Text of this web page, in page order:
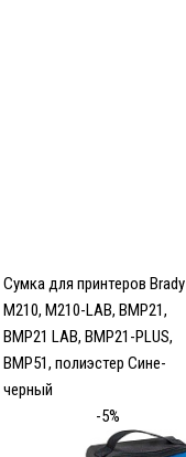
Сумка для принтеров Brady
M210, M210-LAB, BMP21,
BMP21 LAB, BMP21-PLUS,
BMP51, полиэстер Сине-
черный
-5%